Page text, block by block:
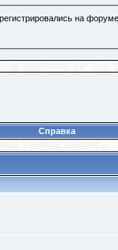
на
Справка